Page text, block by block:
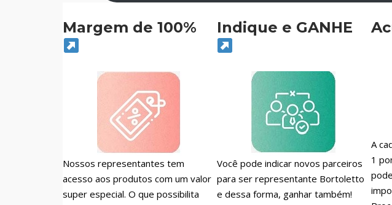
Margem de 100%
Nossos representantes tem
acesso aos produtos com um valor
super especial. O que possibilita
Indique e GANHE
Você pode indicar novos parceiros
para ser representante Bortoletto
e dessa forma, ganhar também!
A
1